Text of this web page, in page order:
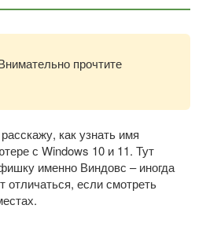
прочтите
как узнать имя
с Windows 10 и 11. Тут
именно Виндовс – иногда
отличаться, если смотреть